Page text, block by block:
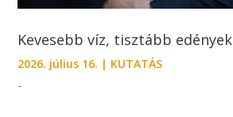
Kevesebb víz, tisztább edények
2026. július 16. | KUTATÁS
-